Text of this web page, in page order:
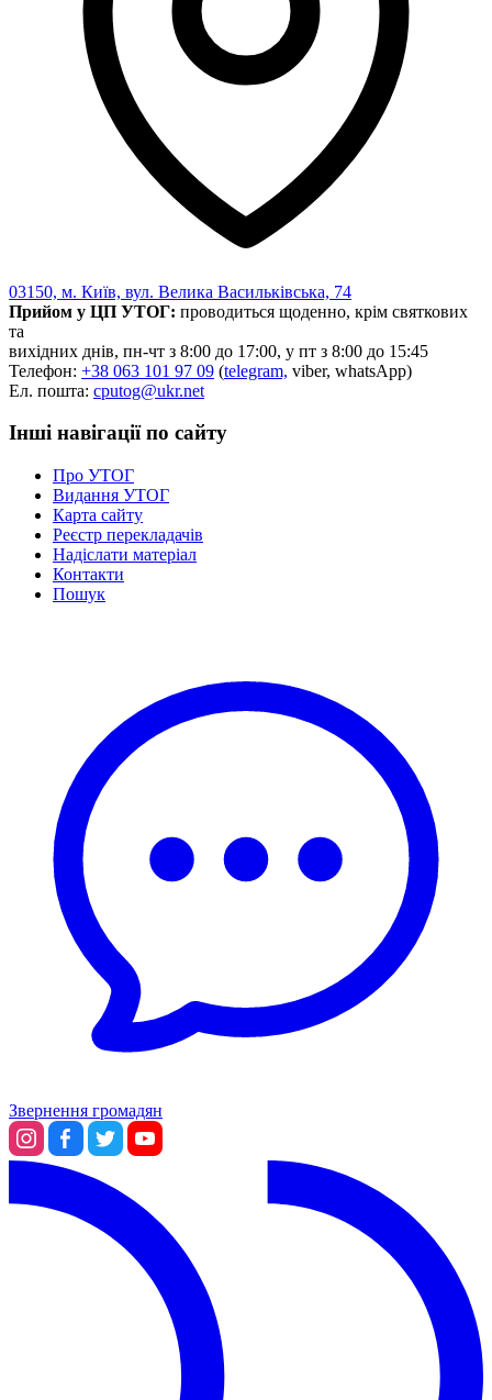
03150, м. Київ, вул. Велика Васильківська, 74
Прийом у ЦП УТОГ: проводиться щоденно, крім святкових
та
вихідних днів, пн-чт з 8:00 до 17:00, у пт з 8:00 до 15:45
Телефон: +38 063 101 97 09 (telegram, viber, whatsApp)
Ел. пошта: cputog@ukr.net
Інші навігації по сайту
Про УТОГ
Видання УТОГ
Карта сайту
Реєстр перекладачів
Надіслати матеріал
Контакти
Пошук
Звернення громадян